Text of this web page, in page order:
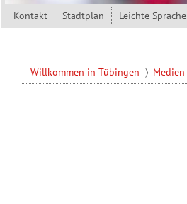
Kontakt Stadtplan Leichte Sprache
Willkommen in Tübingen Medien